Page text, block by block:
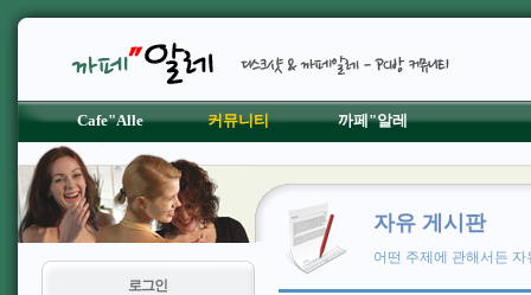
Cafe"Alle 커뮤니티 까페"알레
로그인
자유 게시판
어떤 주제에 관해서든